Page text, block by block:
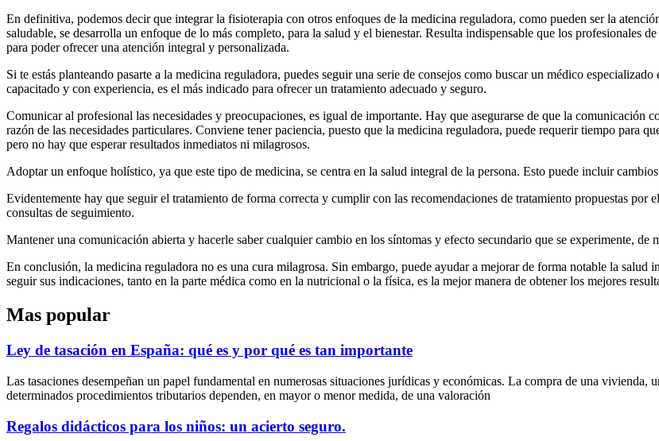
En definitiva, podemos decir que integrar la fisioterapia con otros enfoques de la medicina reguladora, como pueden ser la
saludable, se desarrolla un enfoque de lo más completo, para la salud y el bienestar. Resulta indispensable que los profesionales
para poder ofrecer una atención integral y personalizada.
Si te estás planteando pasarte a la medicina reguladora, puedes seguir una serie de consejos como buscar un médico
capacitado y con experiencia, es el más indicado para ofrecer un tratamiento adecuado y seguro.
Comunicar al profesional las necesidades y preocupaciones, es igual de importante. Hay que asegurarse de que la comunicación
razón de las necesidades particulares. Conviene tener paciencia, puesto que la medicina reguladora, puede requerir tiempo para
pero no hay que esperar resultados inmediatos ni milagrosos.
Adoptar un enfoque holístico, ya que este tipo de medicina, se centra en la salud integral de la persona. Esto puede incluir
Evidentemente hay que seguir el tratamiento de forma correcta y cumplir con las recomendaciones de tratamiento propuestas
consultas de seguimiento.
Mantener una comunicación abierta y hacerle saber cualquier cambio en los síntomas y efecto secundario que se experimente, de
En conclusión, la medicina reguladora no es una cura milagrosa. Sin embargo, puede ayudar a mejorar de forma notable la salud
seguir sus indicaciones, tanto en la parte médica como en la nutricional o la física, es la mejor manera de obtener los mejores
Mas popular
Ley de tasación en España: qué es y por qué es tan importante
Las tasaciones desempeñan un papel fundamental en numerosas situaciones jurídicas y económicas. La compra de una
determinados procedimientos tributarios dependen, en mayor o menor medida, de una valoración
Regalos didácticos para los niños: un acierto seguro.